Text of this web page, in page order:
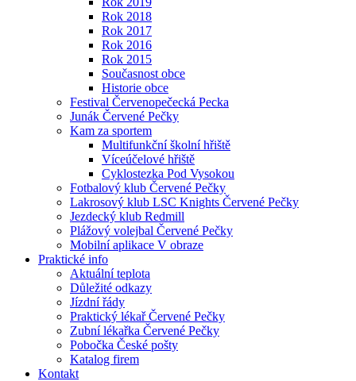
Rok 2018
Rok 2017
Rok 2016
Rok 2015
Současnost obce
Historie obce
Festival Červenopečecká Pecka
Junák Červené Pečky
Kam za sportem
Multifunkční školní hřiště
Víceúčelové hřiště
Cyklostezka Pod Vysokou
Fotbalový klub Červené Pečky
Lakrosový klub LSC Knights Červené Pečky
Jezdecký klub Redmill
Plážový volejbal Červené Pečky
Mobilní aplikace V obraze
Praktické info
Aktuální teplota
Důležité odkazy
Jízdní řády
Praktický lékař Červené Pečky
Zubní lékařka Červené Pečky
Pobočka České pošty
Katalog firem
Kontakt